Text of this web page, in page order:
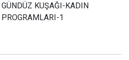
GÜNDÜZ KUŞAĞI-KADIN
PROGRAMLARI-1